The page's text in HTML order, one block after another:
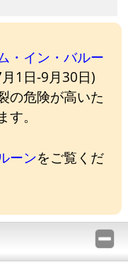
・イン・バルー
1日-9月30日)
の危険が高いた
。
ーンをご覧くだ